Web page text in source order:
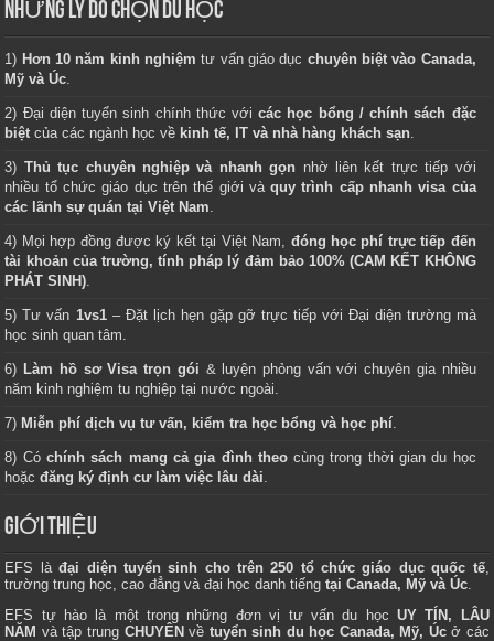
NHỮNG LÝ DO CHỌN DU HỌC
1) Hơn 10 năm kinh nghiệm tư vấn giáo dục chuyên biệt vào Canada,
Mỹ và Úc.
2) Đại diện tuyển sinh chính thức vớicác học bổng / chính sách đặc
biệt của các ngành học về kinh tế, IT và nhà hàng khách sạn.
3) Thủ tục chuyên nghiệp và nhanh gọn nhờ liên kết trực tiếp với
nhiều tổ chức giáo dục trên thế giới vàquy trình cấp nhanh visa của
các lãnh sự quán tại Việt Nam.
4) Mọi hợp đồng được ký kết tại Việt Nam, đóng học phí trực tiếp đến
tài khoản của trường, tính pháp lý đảm bảo 100% (CAM KẾT KHÔNG
PHÁT SINH).
5) Tư vấn 1vs1– Đặt lịch hẹn gặp gỡ trực tiếp với Đại diện trường mà
học sinh quan tâm.
6) Làm hồ sơ Visa trọn gói & luyện phỏng vấn với chuyên gia nhiều
năm kinh nghiệm tu nghiệp tại nước ngoài.
7) Miễn phí dịch vụ tư vấn, kiểm tra học bổng và học phí.
8) Cóchính sách mang cả gia đình theocùng trong thời gian du học
hoặcđăng ký định cư làm việc lâu dài.
GIỚI THIỆU
EFS làđại diện tuyển sinh cho trên 250 tổ chức giáo dục quốc tế,
trường trung học, cao đẳng và đại học danh tiếng tại Canada, Mỹ và Úc.
EFS tự hào là một trong những đơn vị tư vấn du học UY TÍN, LÂU
NĂM và tập trung CHUYÊN về tuyển sinh du học Canada, Mỹ, Úcở các